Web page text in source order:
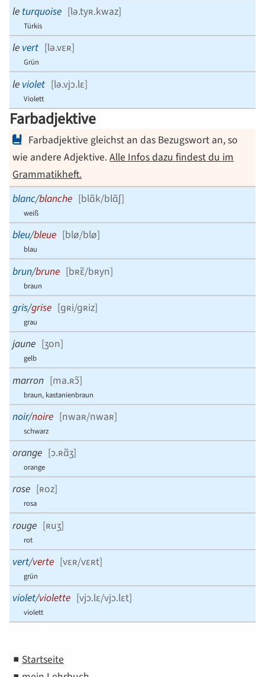
le turquoise [lə.tyʀ.kwaz]
Türkis
le vert [lə.vɛʀ]
Grün
le violet [lə.vjɔ.lɛ]
Violett
Farbadjektive
Farbadjektive gleichst an das Bezugswort an, so
wie andere Adjektive.Alle Infos dazu findest du im
Grammatikheft.
blanc/blanche [blɑ̃k/blɑ̃ʃ]
weiß
bleu/bleue [blø/blø]
blau
brun/brune [bʀɛ̃/bʀyn]
braun
gris/grise [ɡʀi/ɡʀiz]
grau
jaune [ʒon]
gelb
marron [ma.ʀɔ̃]
braun, kastanienbraun
noir/noire [nwaʀ/nwaʀ]
schwarz
orange [ɔ.ʀɑ̃ʒ]
orange
rose [ʀoz]
rosa
rouge [ʀuʒ]
rot
vert/verte [vɛʀ/vɛʀt]
grün
violet/violette [vjɔ.lɛ/vjɔ.lɛt]
violett
Startseite